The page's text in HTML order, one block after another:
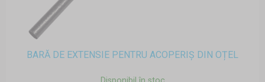
BARĂ DE EXTENSIE PENTRU ACOPERIȘ DIN OȚEL